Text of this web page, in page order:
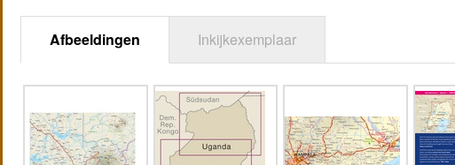
Afbeeldingen Inkijkexemplaar